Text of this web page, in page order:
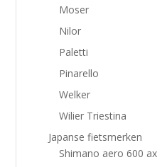
Moser
Nilor
Paletti
Pinarello
Welker
Wilier Triestina
Japanse fietsmerken
Shimano aero 600 ax